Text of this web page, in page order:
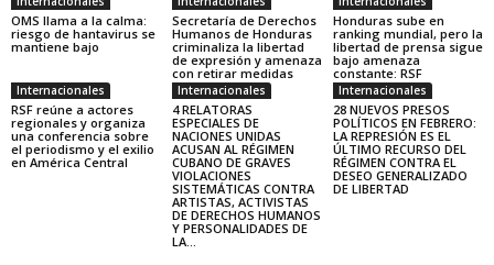
OMS llama a la calma:
riesgo de hantavirus se
mantiene bajo
Secretaría de Derechos
Humanos de Honduras
criminaliza la libertad
de expresión y amenaza
con retirar medidas
Honduras sube en
ranking mundial, pero la
libertad de prensa sigue
bajo amenaza
constante: RSF
Internacionales
RSF reúne a actores
regionales y organiza
una conferencia sobre
el periodismo y el exilio
en América Central
Internacionales
4 RELATORAS
ESPECIALES DE
NACIONES UNIDAS
ACUSAN AL RÉGIMEN
CUBANO DE GRAVES
VIOLACIONES
SISTEMÁTICAS CONTRA
ARTISTAS, ACTIVISTAS
DE DERECHOS HUMANOS
Y PERSONALIDADES DE
LA...
Internacionales
28 NUEVOS PRESOS
POLÍTICOS EN FEBRERO:
LA REPRESIÓN ES EL
ÚLTIMO RECURSO DEL
RÉGIMEN CONTRA EL
DESEO GENERALIZADO
DE LIBERTAD